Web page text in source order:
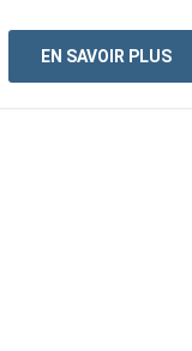
EN SAVOIR PLUS